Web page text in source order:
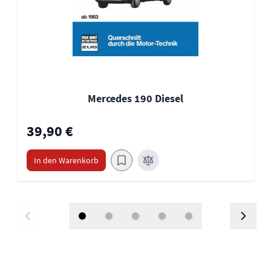
Mercedes 190 Diesel
39,90 €
In den Warenkorb